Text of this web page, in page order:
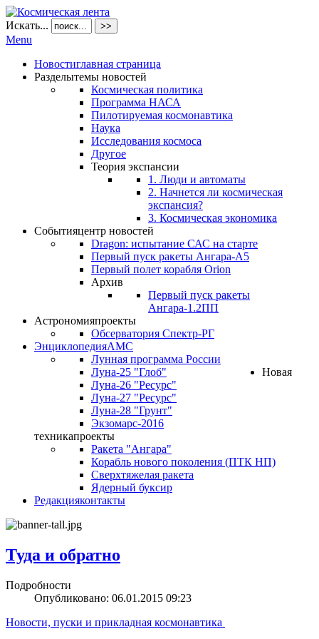
Искать... >>
Menu
Новостиглавная страница
Разделытемы новостей
Космическая политика
Программа НАСА
Пилотируемая космонавтика
Наука
Исследования космоса
Другое
Теория экспансии
1. Люди и автоматы
2. Начнется ли космическая
экспансия?
3. Космическая экономика
Событияцентр новостей
Dragon: испытание САС на старте
Первый пуск ракеты Ангара-А5
Первый полет корабля Orion
Архив
Первый пуск ракеты
Ангара-1.2ПП
Астрономияпроекты
Обсерватория Спектр-РГ
ЭнциклопедияАМС
Лунная программа России
Луна-25 "Глоб"
Луна-26 "Ресурс"
Луна-27 "Ресурс"
Луна-28 "Грунт"
Экзомарс-2016
Новая
техникапроекты
Ракета "Ангара"
Корабль нового поколения (ПТК НП)
Сверхтяжелая ракета
Ядерный буксир
Редакцияконтакты
Туда и обратно
Подробности
Опубликовано: 06.01.2015 09:23
Новости, пуски и прикладная космонавтика